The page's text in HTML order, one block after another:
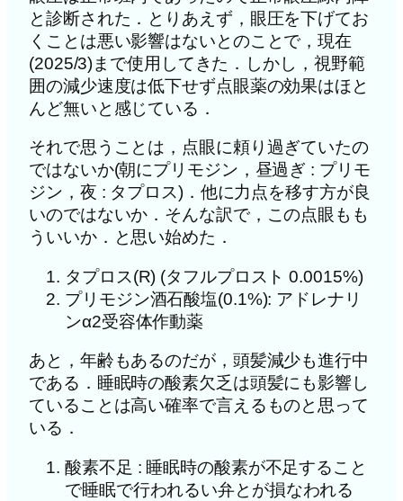
と診断された．とりあえず，眼圧を下げてお
くことは悪い影響はないとのことで，現在
(2025/3)まで使用してきた．しかし，視野範
囲の減少速度は低下せず点眼薬の効果はほと
んど無いと感じている．
それで思うことは，点眼に頼り過ぎていたの
ではないか(朝にプリモジン，昼過ぎ : プリモ
ジン，夜 : タプロス)．他に力点を移す方が良
いのではないか．そんな訳で，この点眼もも
ういいか．と思い始めた．
タプロス(R) (タフルプロスト 0.0015%)
プリモジン酒石酸塩(0.1%): アドレナリ
ンα2受容体作動薬
あと，年齢もあるのだが，頭髪減少も進行中
である．睡眠時の酸素欠乏は頭髪にも影響し
ていることは高い確率で言えるものと思って
いる．
酸素不足 : 睡眠時の酸素が不足すること
で睡眠で行われるい弁とが損なわれる